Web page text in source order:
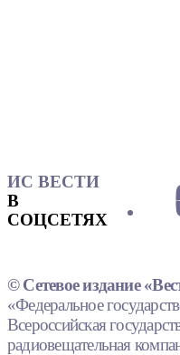
ИС ВЕСТИ
В
СОЦСЕТЯХ
© Сетевое издание
«Федеральное
Всероссийская
радиовещательная